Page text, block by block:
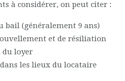
à considérer, on peut citer :
bail (généralement 9 ans)
et de résiliation
du loyer
les lieux du locataire